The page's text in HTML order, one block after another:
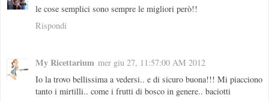
le cose semplici sono sempre le migliori però!!
Rispondi
My Ricettarium mer giu 27, 11:57:00 AM 2012
Io la trovo bellissima a vedersi.. e di sicuro buona!!! Mi piacciono
tanto i mirtilli.. come i frutti di bosco in genere.. baciotti